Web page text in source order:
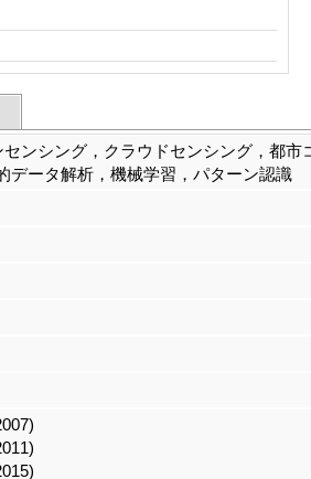
ンシング，クラウドセンシング，都市
データ解析，機械学習，パターン認識